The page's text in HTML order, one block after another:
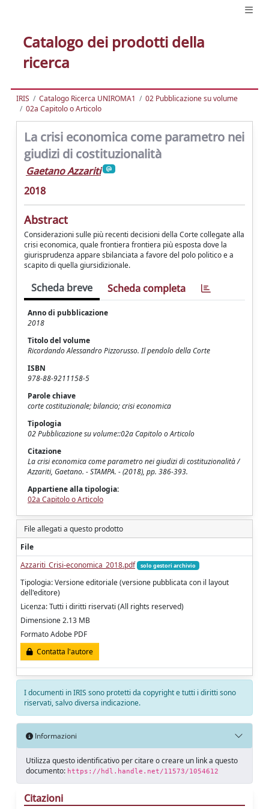
Catalogo dei prodotti della
ricerca
IRIS Catalogo Ricerca UNIROMA1
02 Pubblicazione su volume
02a Capitolo o Articolo
La crisi economica come parametro nei
giudizi di costituzionalità
Gaetano Azzariti
2018
Abstract
Considerazioni sulle più recenti decisioni della Corte collegate alla
crisi economica, quale frontiera frontiera più esposta dove la
giurisprudenza appare sbilanciata a favore del polo politico e a
scapito di quella giursidizionale.
Scheda breve Scheda completa
Anno di pubblicazione
2018
Titolo del volume
Ricordando Alessandro Pizzorusso. Il pendolo della Corte
ISBN
978-88-9211158-5
Parole chiave
corte costituzionale; bilancio; crisi economica
Tipologia
02 Pubblicazione su volume::02a Capitolo o Articolo
Citazione
La crisi economica come parametro nei giudizi di costituzionalità /
Azzariti, Gaetano. - STAMPA. - (2018), pp. 386-393.
Appartiene alla tipologia:
02a Capitolo o Articolo
File allegati a questo prodotto
File
Azzariti_Crisi-economica_2018.pdf
solo gestori archivio
Tipologia: Versione editoriale (versione pubblicata con il layout
dell'editore)
Licenza: Tutti i diritti riservati (All rights reserved)
Dimensione 2.13 MB
Formato Adobe PDF
Contatta l'autore
I documenti in IRIS sono protetti da copyright e tutti i diritti sono
riservati, salvo diversa indicazione.
Informazioni
Utilizza questo identificativo per citare o creare un link a questo
documento: https://hdl.handle.net/11573/1054612
Citazioni